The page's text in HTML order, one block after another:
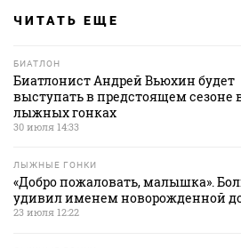
ЧИТАТЬ ЕЩЕ
БИАТЛОН
Биатлонист Андрей Вьюхин будет
выступать в предстоящем сезоне
лыжных гонках
30 июля 14:33
ЛЫЖНЫЕ ГОНКИ
«Добро пожаловать, малышка».
удивил именем новорожденной
23 июля 12:22